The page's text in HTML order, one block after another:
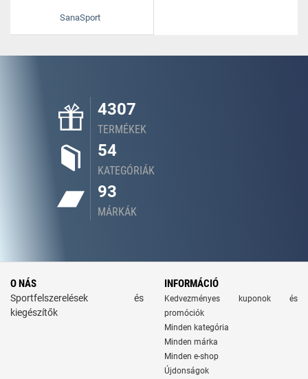
SanaSport
4307
TERMÉKEK
54
KATEGÓRIÁK
93
MÁRKÁK
O NÁS
Sportfelszerelések és
kiegészítők
INFORMÁCIÓ
Kedvezményes kuponok és
promóciók
Minden kategória
Minden márka
Minden e-shop
Újdonságok